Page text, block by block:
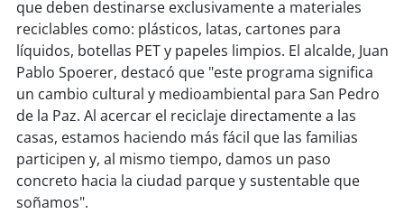
soyarauco
soytemuco
soyvaldivia
soyosorno
soypuertomontt
que deben destinarse exclusivamente a materiales
reciclables como: plásticos, latas, cartones para
líquidos, botellas PET y papeles limpios. El alcalde, Juan
Pablo Spoerer, destacó que "este programa significa
un cambio cultural y medioambiental para San Pedro
de la Paz. Al acercar el reciclaje directamente a las
casas, estamos haciendo más fácil que las familias
participen y, al mismo tiempo, damos un paso
concreto hacia la ciudad parque y sustentable que
soñamos".